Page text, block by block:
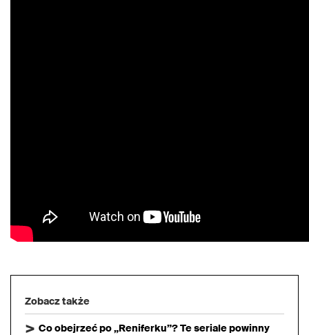
Zobacz także
Co obejrzeć po „Reniferku”? Te seriale powinny